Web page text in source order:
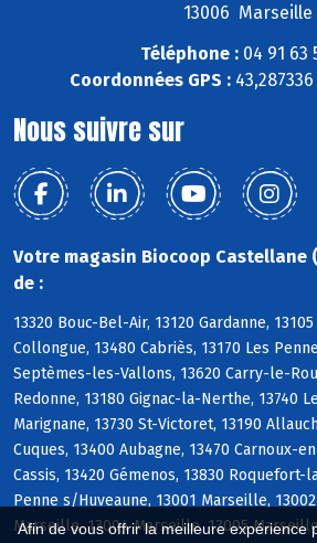
Afin de vous offrir la meilleure expérience
13006 Marseille
Téléphone : 04 91 63
Coordonnées GPS :
Nous suivre sur
Votre magasin Biocoop Castellane
de :
13320 Bouc-Bel-Air, 13120 Gardanne,
Collongue, 13480 Cabriès, 13170 Les
Septèmes-les-Vallons, 13620 Carry-le-
Redonne, 13180 Gignac-la-Nerthe, 13740
Marignane, 13730 St-Victoret, 13190
Cuques, 13400 Aubagne, 13470 Carnoux-
Cassis, 13420 Gémenos, 13830 Roquefort-
Penne s/Huveaune, 13001 Marseille,
Marseille, 13004 Marseille, 13005